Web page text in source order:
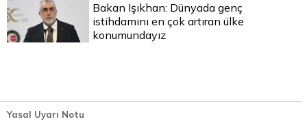
Bakan Işıkhan: Dünyada genç
istihdamını en çok artıran ülke
konumundayız
Yasal Uyarı Notu